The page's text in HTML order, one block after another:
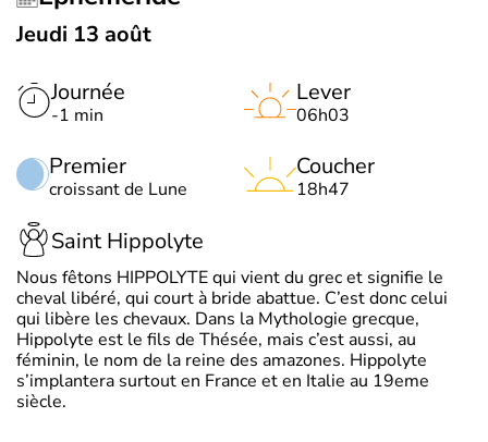
Jeudi 13 août
Journée
-1 min
Premier
croissant de Lune
Lever
06h03
Coucher
18h47
Saint Hippolyte
Nous fêtons HIPPOLYTE qui vient du grec et signifie le
cheval libéré, qui court à bride abattue. C’est donc celui
qui libère les chevaux. Dans la Mythologie grecque,
Hippolyte est le fils de Thésée, mais c’est aussi, au
féminin, le nom de la reine des amazones. Hippolyte
s’implantera surtout en France et en Italie au 19eme
siècle.